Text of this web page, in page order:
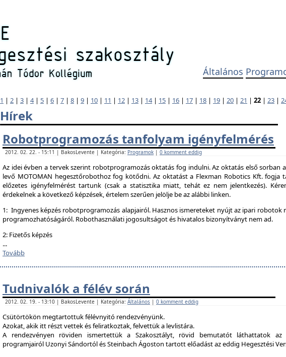
Általános
1 | 2 | 3 | 4| 5 | 6 | 7 | 8 | 9 | 10 | 11 | 12 | 13 | 14| 15 | 16 | 17 | 18 | 19 | 20 | 21 | 22 | 23 |
Hírek
Robotprogramozás tanfolyam igényfelmérés
2012. 02. 22. - 15:11 | BakosLevente | Kategória: Programok | 0 komment eddig
Az idei évben a tervek szerint robotprogramozás oktatás fog indulni. Az oktatás első sorban
levő MOTOMAN hegesztőrobothoz fog kötődni. Az oktatást a Flexman Robotics Kft. fogja
előzetes igényfelmérést tartunk (csak a statisztika miatt, tehát ez nem jelentkezés).
érdekelnek a következő képzések, értelem szerűen jelölje be az alábbi linken.
1: Ingyenes képzés robotprogramozás alapjairól. Hasznos ismereteket nyújt az ipari robotok
programozhatóságáról. Robothasználati jogosultságot és hivatalos bizonyítványt nem ad.
2: Fizetős képzés
...
Tovább
Tudnivalók a félév során
2012. 02. 19. - 13:10 | BakosLevente | Kategória: Általános | 0 komment eddig
Csütörtökön megtartottuk félévnyitó rendezvényünk.
Azokat, akik itt részt vettek és feliratkoztak, felvettük a levlistára.
A rendezvényen röviden ismertettük a Szakosztályt, rövid bemutatót láthattatok az
programjairól Uzonyi Sándortól és Steinbach Ágoston tartott előadást az eddig Hegesztési